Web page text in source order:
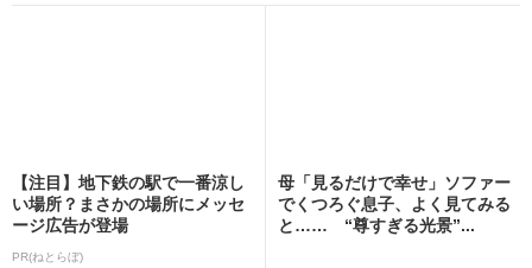
【注目】地下鉄の駅で一番涼し
い場所？まさかの場所にメッセ
ージ広告が登場
PR(ねとらぼ)
母「見るだけで幸せ」ソファー
でくつろぐ息子、よく見てみる
と…… “尊すぎる光景”...